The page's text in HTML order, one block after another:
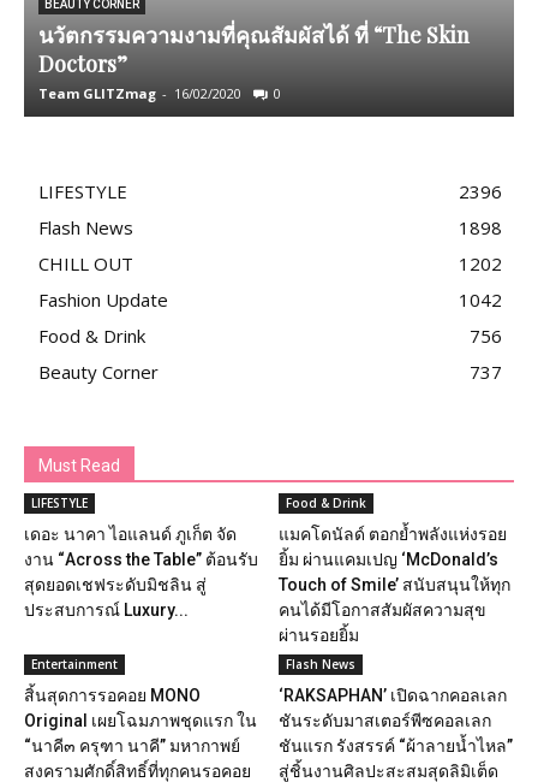
BEAUTY CORNER
นวัตกรรมความงามที่คุณสัมผัสได้ ที่ “The Skin
Doctors”
Team GLITZmag - 16/02/2020 0
LIFESTYLE
2396
Flash News
1898
CHILL OUT
1202
Fashion Update
1042
Food & Drink
756
Beauty Corner
737
Must Read
LIFESTYLE
เดอะ นาคา ไอแลนด์ ภูเก็ต จัด
งาน “Across the Table” ต้อนรับ
สุดยอดเชฟระดับมิชลิน สู่
ประสบการณ์ Luxury...
Food & Drink
แมคโดนัลด์ ตอกย้ำพลังแห่งรอย
ยิ้ม ผ่านแคมเปญ ‘McDonald’s
Touch of Smile’ สนับสนุนให้ทุก
คนได้มีโอกาสสัมผัสความสุข
ผ่านรอยยิ้ม
Entertainment
สิ้นสุดการรอคอย MONO
Original เผยโฉมภาพชุดแรก ใน
“นาคี๓ ครุฑา นาคี” มหากาพย์
สงครามศักดิ์สิทธิ์ที่ทุกคนรอคอย
Flash News
‘RAKSAPHAN’ เปิดฉากคอลเลก
ชันระดับมาสเตอร์พีซคอลเลก
ชันแรก รังสรรค์ “ผ้าลายน้ำไหล”
สู่ชิ้นงานศิลปะสะสมสุดลิมิเต็ด